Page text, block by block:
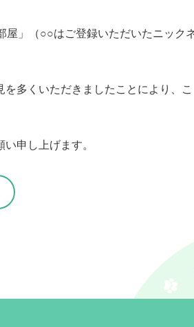
屋」（○○はご登録いただいたニック
多くいただきましたことにより、こ
申し上げます。